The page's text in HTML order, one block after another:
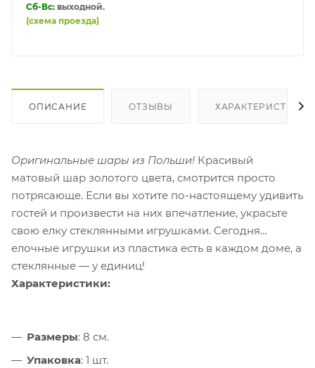
Сб-Вс: выходной.
(схема проезда)
ОПИСАНИЕ ОТЗЫВЫ ХАРАКТЕРИСТИКИ
Оригинальные шары из Польши! Красивый
матовый шар золотого цвета, смотрится просто
потрясающе. Если вы хотите по-настоящему удивить
гостей и произвести на них впечатление, украсьте
свою елку стеклянными игрушками. Сегодня
елочные игрушки из пластика есть в каждом доме, а
стеклянные — у единиц!
Характеристики:
Размеры: 8 см.
Упаковка: 1 шт.